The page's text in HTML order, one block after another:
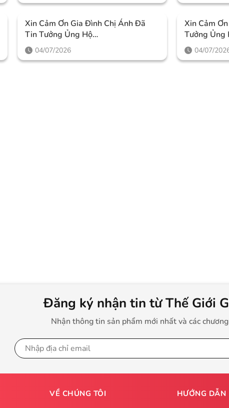
Xin Cảm Ơn Gia Đình Chị Ánh Đã
Tin Tưởng Ủng Hộ
Thegioighemassage
04/07/2026
Xin Cảm
Tưởng Ủng
04/07/
Đăng ký nhận tin từ Thế Giới
Nhận thông tin sản phẩm mới nhất và các
VỀ CHÚNG TÔI HƯỚNG DẪN